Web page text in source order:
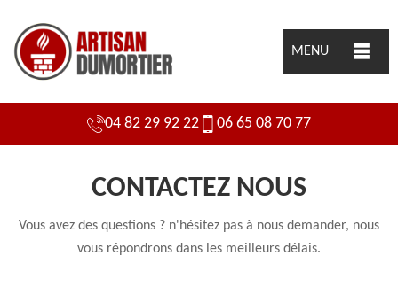
MENU
04 82 29 92 22 06 65 08 70 77
CONTACTEZ NOUS
Vous avez des questions ? n'hésitez pas à nous demander, nous
vous répondrons dans les meilleurs délais.